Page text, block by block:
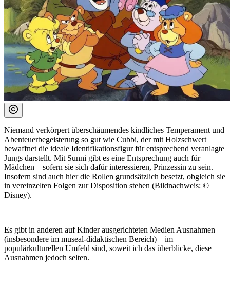
Niemand verkörpert überschäumendes kindliches Temperament und
Abenteuerbegeisterung so gut wie Cubbi, der mit Holzschwert
bewaffnet die ideale Identifikationsfigur für entsprechend veranlagte
Jungs darstellt. Mit Sunni gibt es eine Entsprechung auch für
Mädchen – sofern sie sich dafür interessieren, Prinzessin zu sein.
Insofern sind auch hier die Rollen grundsätzlich besetzt, obgleich sie
in vereinzelten Folgen zur Disposition stehen (Bildnachweis: ©
Disney).
Es gibt in anderen auf Kinder ausgerichteten Medien Ausnahmen
(insbesondere im museal-didaktischen Bereich) – im
populärkulturellen Umfeld sind, soweit ich das überblicke, diese
Ausnahmen jedoch selten.